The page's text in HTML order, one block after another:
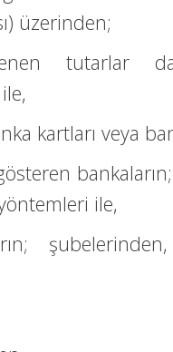
üzerinden;
tutarlar
kartları veya
ile,